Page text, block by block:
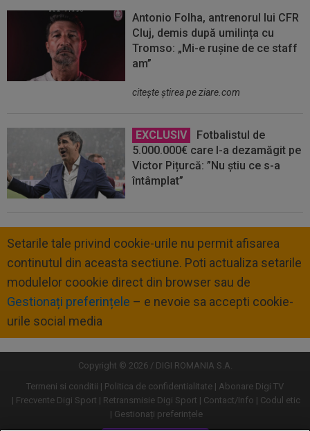
Antonio Folha, antrenorul lui CFR
Cluj, demis după umilința cu
Tromso: „Mi-e rușine de ce staff
am”
citeşte ştirea pe ziare.com
EXCLUSIV
Fotbalistul de
5.000.000€ care l-a dezamăgit pe
Victor Pițurcă: ”Nu știu ce s-a
întâmplat”
Setarile tale privind cookie-urile nu permit afisarea
continutul din aceasta sectiune. Poti actualiza setarile
modulelor coookie direct din browser sau de
Gestionați preferințele – e nevoie sa accepti cookie-
urile social media
Copyright © 2026 / DIGI ROMANIA S.A.
Termeni si conditii
Politica de confidentialitate
Abonare Digi TV
Frecvente Digi Sport
Retransmisie Digi Sport Contact/Info
Codul etic
Gestionați preferințele